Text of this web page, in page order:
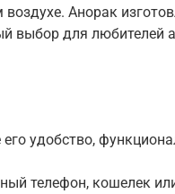
Анорак
для любителей
удобство,
телефон, кошелек